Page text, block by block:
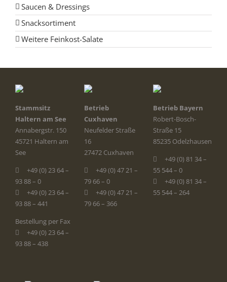
Saucen & Dressings
Snacksortiment
Weitere Feinkost-Salate
Stammsitz
Haltern am See
Annabergstr. 150
45721 Haltern am
See
+49 (0) 23 64 –
93 88 – 0
+49 (0) 23 64 –
93 88 – 441
Bestellung per Fax
+49 (0) 23 64 –
93 88 – 438
Betrieb
Cuxhaven
Neufelder Straße
16
27472 Cuxhaven
+49 (0) 47 21 –
79 66 – 0
+49 (0) 47 21 –
79 66 – 366
Betrieb Bayern
Robert-Bosch-
Straße 15
85235 Odelzhausen
+49 (0) 81 34 –
55 544 – 0
+49 (0) 81 34 –
55 544 – 264